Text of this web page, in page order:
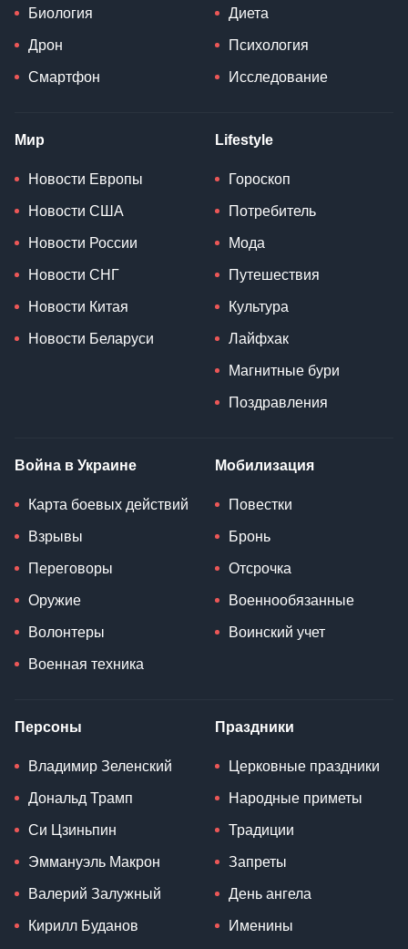
Биология
Дрон
Смартфон
Диета
Психология
Исследование
Мир
Новости Европы
Новости США
Новости России
Новости СНГ
Новости Китая
Новости Беларуси
Lifestyle
Гороскоп
Потребитель
Мода
Путешествия
Культура
Лайфхак
Магнитные бури
Поздравления
Война в Украине
Карта боевых действий
Взрывы
Переговоры
Оружие
Волонтеры
Военная техника
Мобилизация
Повестки
Бронь
Отсрочка
Военнообязанные
Воинский учет
Персоны
Владимир Зеленский
Дональд Трамп
Си Цзиньпин
Эммануэль Макрон
Валерий Залужный
Кирилл Буданов
Праздники
Церковные праздники
Народные приметы
Традиции
Запреты
День ангела
Именины